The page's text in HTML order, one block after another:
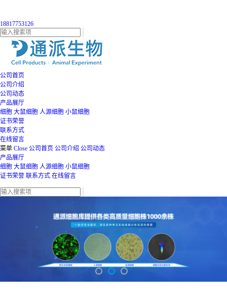
18817753126
公司首页
公司介绍
公司动态
产品展厅
细胞 大鼠细胞 人源细胞 小鼠细胞
证书荣誉
联系方式
在线留言
菜单 Close 公司首页 公司介绍 公司动态
产品展厅
细胞 大鼠细胞 人源细胞 小鼠细胞
证书荣誉 联系方式 在线留言